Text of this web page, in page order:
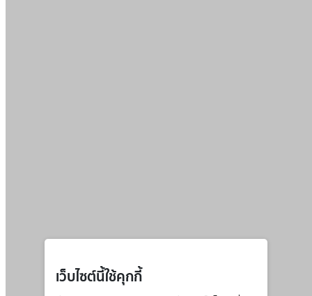
เว็บไซต์นี้ใช้คุกกี้